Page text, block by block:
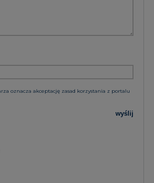
pocztą elektroniczną od
Energii S.A z siedzibą w